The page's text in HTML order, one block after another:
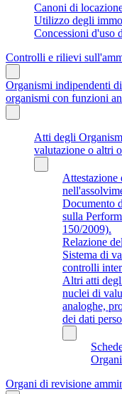
Canoni di
Utilizzo degli
Concessioni d'uso
Controlli e rilievi
Organismi indipendenti
organismi con funzioni
Atti degli
valutazione o altri
Attestazione
Documento
sulla
150/2009).
Relazione
Sistema di
controlli
Altri atti
nuclei di
analoghe,
dei dati
Organi di revisione